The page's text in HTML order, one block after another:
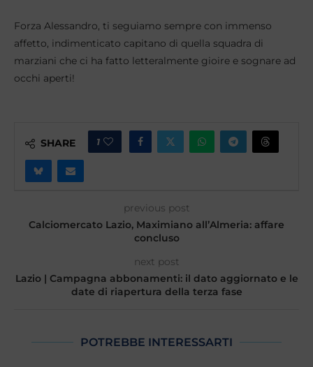
Forza Alessandro, ti seguiamo sempre con immenso
affetto, indimenticato capitano di quella squadra di
marziani che ci ha fatto letteralmente gioire e sognare ad
occhi aperti!
SHARE 1
previous post
Calciomercato Lazio, Maximiano all’Almeria: affare
concluso
next post
Lazio | Campagna abbonamenti: il dato aggiornato e le
date di riapertura della terza fase
POTREBBE INTERESSARTI